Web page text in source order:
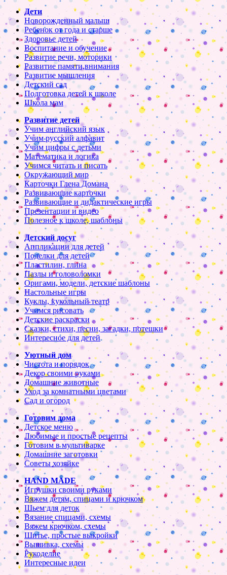
Дети
Новорожденный малыш
Ребенок от года и старше
Здоровье детей
Воспитание и обучение
Развитие речи, моторики
Развитие памяти,внимания
Развитие мышления
Детский сад
Подготовка детей к школе
Школа мам
Развитие детей
Учим английский язык
Учим русский алфавит
Учим цифры с детьми
Математика и логика
Учимся читать и писать
Окружающий мир
Карточки Глена Домана
Развивающие карточки
Развивающие и дидактические игры
Презентации и видео
Полезное к школе, шаблоны
Детский досуг
Аппликации для детей
Поделки для детей
Пластилин, глина
Пазлы и головоломки
Оригами, модели, детские шаблоны
Настольные игры
Куклы, кукольный театр
Учимся рисовать
Детские раскраски
Сказки, стихи, песни, загадки, потешки
Интересное для детей
Уютный дом
Чистота и порядок
Декор своими руками
Домашние животные
Уход за комнатными цветами
Сад и огород
Готовим дома
Детское меню
Любимые и простые рецепты
Готовим в мультиварке
Домашние заготовки
Советы хозяйке
HAND MADE
Игрушки своими руками
Вяжем детям, спицами и крючком
Шьем для деток
Вязание спицами, схемы
Вяжем крючком, схемы
Шитье, простые выкройки
Вышивка, схемы
Рукоделие
Интересные идеи